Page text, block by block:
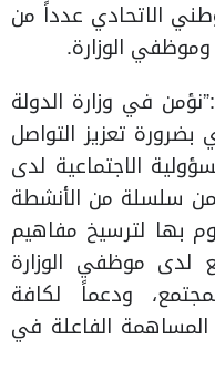
الاتحادي عدداً من
وموظفي الوزارة.
في وزارة الدولة
تعزيز التواصل
الاجتماعية لدى
سلسلة من الأنشطة
بها لترسيخ مفاهيم
لدى موظفي الوزارة
ودعماً لكافة
المساهمة الفاعلة في